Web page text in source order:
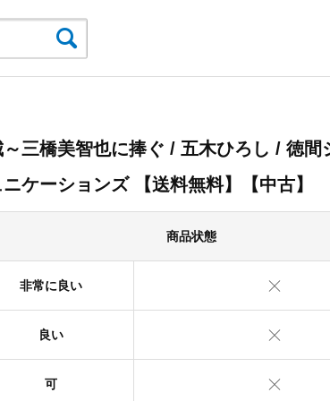
三橋美智也に捧ぐ / 五木ひろし / 徳間
ケーションズ 【送料無料】【中古】
商品状態
非常に良い
良い
可